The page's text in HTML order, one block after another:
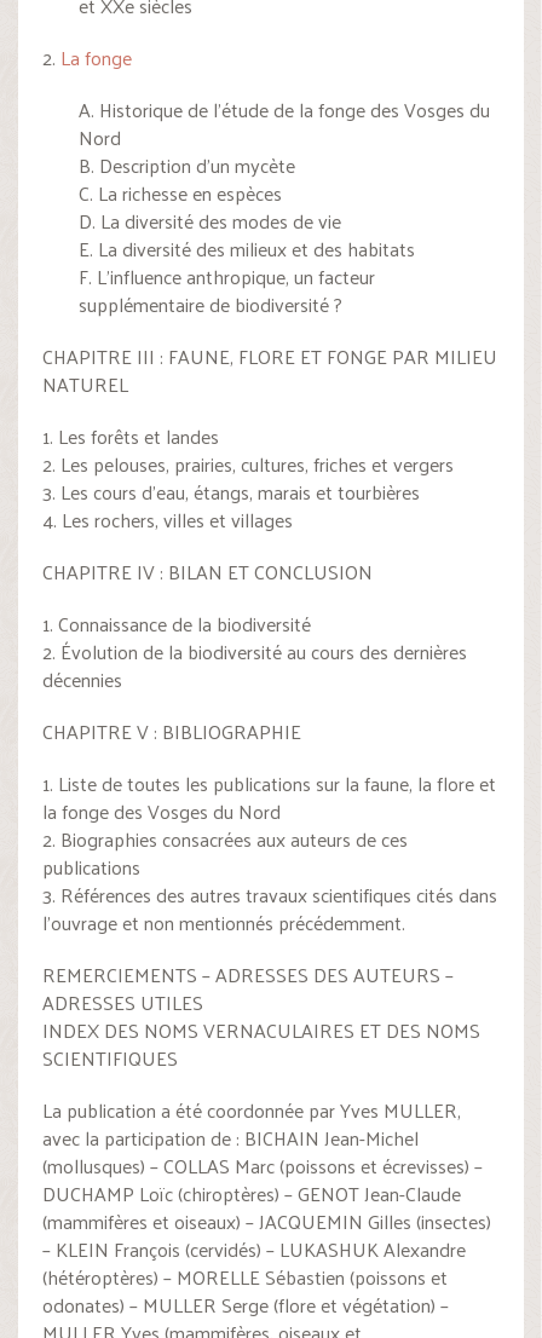
2. La fonge
A. Historique de l’étude de la fonge des Vosges du
Nord
B. Description d’un mycète
C. La richesse en espèces
D. La diversité des modes de vie
E. La diversité des milieux et des habitats
F. L’influence anthropique, un facteur
supplémentaire de biodiversité ?
CHAPITRE III : FAUNE, FLORE ET FONGE PAR MILIEU
NATUREL
1. Les forêts et landes
2. Les pelouses, prairies, cultures, friches et vergers
3. Les cours d’eau, étangs, marais et tourbières
4. Les rochers, villes et villages
CHAPITRE IV : BILAN ET CONCLUSION
1. Connaissance de la biodiversité
2. Évolution de la biodiversité au cours des dernières
décennies
CHAPITRE V : BIBLIOGRAPHIE
1. Liste de toutes les publications sur la faune, la flore et
la fonge des Vosges du Nord
2. Biographies consacrées aux auteurs de ces
publications
3. Références des autres travaux scientifiques cités dans
l’ouvrage et non mentionnés précédemment.
REMERCIEMENTS – ADRESSES DES AUTEURS –
ADRESSES UTILES
INDEX DES NOMS VERNACULAIRES ET DES NOMS
SCIENTIFIQUES
La publication a été coordonnée par Yves MULLER,
avec la participation de : BICHAIN Jean-Michel
(mollusques) – COLLAS Marc (poissons et écrevisses) –
DUCHAMP Loïc (chiroptères) – GENOT Jean-Claude
(mammifères et oiseaux) – JACQUEMIN Gilles (insectes)
– KLEIN François (cervidés) – LUKASHUK Alexandre
(hétéroptères) – MORELLE Sébastien (poissons et
odonates) – MULLER Serge (flore et végétation) –